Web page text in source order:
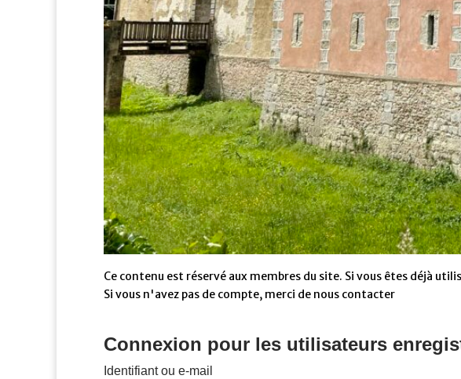
Ce contenu est réservé aux membres du site. Si vous êtes déjà
Si vous n'avez pas de compte, merci de nous contacter
Connexion pour les utilisateurs
Identifiant ou e-mail